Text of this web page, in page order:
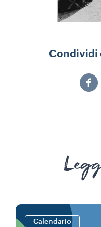
Condividi
Calendario